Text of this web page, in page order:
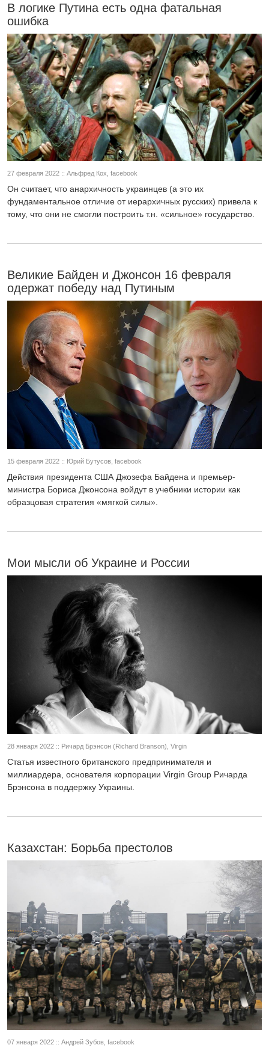
В логике Путина есть одна фатальная
ошибка
27 февраля 2022 :: Альфред Кох, facebook
Он считает, что анархичность украинцев (а это их
фундаментальное отличие от иерархичных русских) привела к
тому, что они не смогли построить т.н. «сильное» государство.
Великие Байден и Джонсон 16 февраля
одержат победу над Путиным
15 февраля 2022 :: Юрий Бутусов, facebook
Действия президента США Джозефа Байдена и премьер-
министра Бориса Джонсона войдут в учебники истории как
образцовая стратегия «мягкой силы».
Мои мысли об Украине и России
28 января 2022 :: Ричард Брэнсон (Richard Branson), Virgin
Статья известного британского предпринимателя и
миллиардера, основателя корпорации Virgin Group Ричарда
Брэнсона в поддержку Украины.
Казахстан: Борьба престолов
07 января 2022 :: Андрей Зубов, facebook